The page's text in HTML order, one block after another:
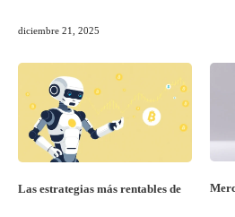
diciembre 21, 2025
Las estrategias más rentables de